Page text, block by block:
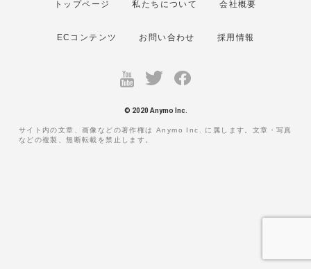
トップページ 私たちについて 会社概要
ECコンテンツ お問い合わせ 採用情報
© 2020 Anymo Inc.
サイト内の文章、画像などの著作権は Anymo Inc. に属します。文章・写真
などの複製、無断転載を禁止します。